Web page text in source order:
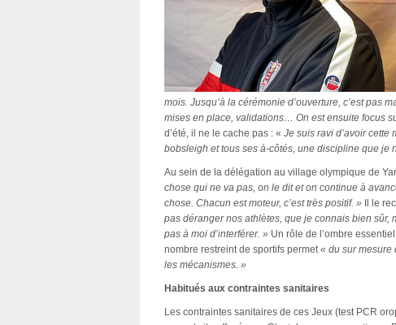
mois. Jusqu’à la cérémonie d’ouverture, c’est pas
mises en place, validations… On est ensuite focus
d’été, il ne le cache pas : « Je suis ravi d’avoir cette
bobsleigh et tous ses à-côtés, une discipline que je
Au sein de la délégation au village olympique de
chose qui ne va pas, on le dit et on continue à
chose. Chacun est moteur, c’est très positif. »
Il le
pas déranger nos athlètes, que je connais bien sûr,
pas à moi d’interférer. » Un rôle de l’ombre
nombre restreint de sportifs permet« du sur mesure
les mécanismes. »
Habitués aux contraintes sanitaires
Les contraintes sanitaires de ces Jeux (test PCR